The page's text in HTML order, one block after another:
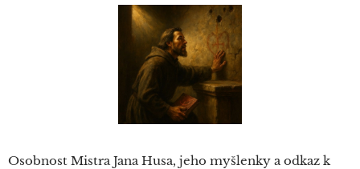
Osobnost Mistra Jana Husa, jeho myšlenky a odkaz k